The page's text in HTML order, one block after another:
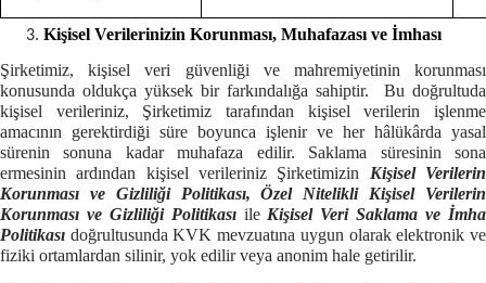
Kişisel Verilerinizin Korunması, Muhafazası ve İmhası
Şirketimiz, kişisel veri güvenliği ve mahremiyetinin korunması
konusunda oldukça yüksek bir farkındalığa sahiptir. Bu doğrultuda
kişisel verileriniz, Şirketimiz tarafından kişisel verilerin işlenme
amacının gerektirdiği süre boyunca işlenir ve her hâlükârda yasal
sürenin sonuna kadar muhafaza edilir. Saklama süresinin sona
ermesinin ardından kişisel verileriniz Şirketimizin Kişisel Verilerin
Korunması ve Gizliliği Politikası, Özel Nitelikli Kişisel Verilerin
Korunması ve Gizliliği Politikası ile Kişisel Veri Saklama ve İmha
Politikası doğrultusunda KVK mevzuatına uygun olarak elektronik ve
fiziki ortamlardan silinir, yok edilir veya anonim hale getirilir.